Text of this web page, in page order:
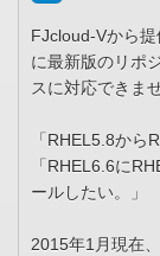
FJcloud-Vから
に最新版のリポ
スに対応できませ
「RHEL5.8から
「RHEL6.6に
ールしたい。」
2015年1月現在、